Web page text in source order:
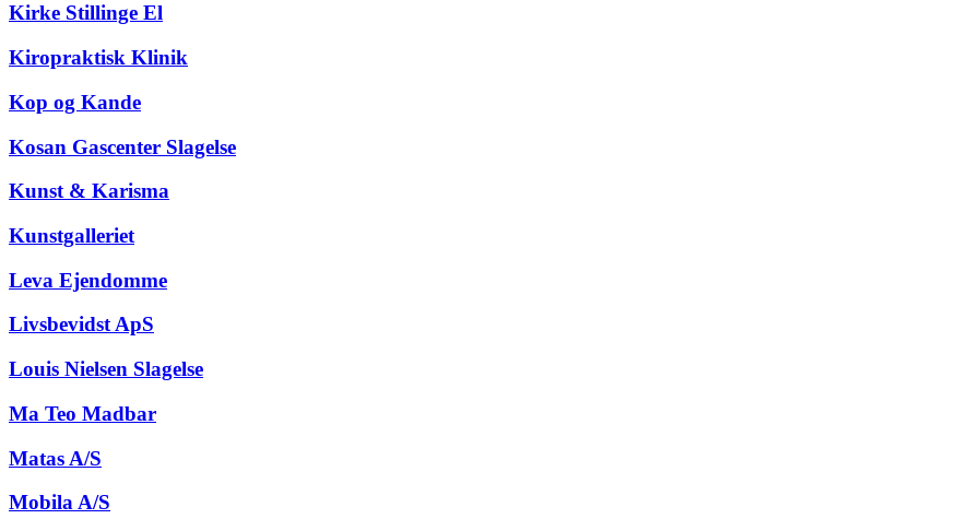
Kirke Stillinge El
Kiropraktisk Klinik
Kop og Kande
Kosan Gascenter Slagelse
Kunst & Karisma
Kunstgalleriet
Leva Ejendomme
Livsbevidst ApS
Louis Nielsen Slagelse
Ma Teo Madbar
Matas A/S
Mobila A/S